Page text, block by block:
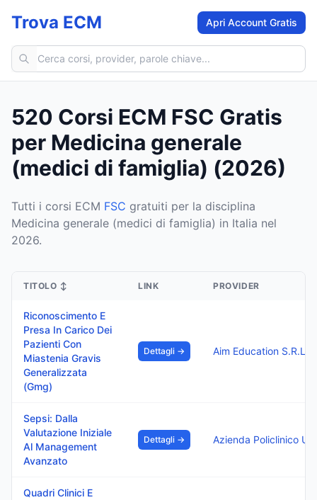
Trova ECM Apri Account Gratis
Cerca corsi ECM
520 Corsi ECM FSC Gratis
per Medicina generale
(medici di famiglia) (2026)
Tutti i corsi ECM FSC gratuiti per la disciplina
Medicina generale (medici di famiglia) in Italia nel
2026.
TITOLO ↕ LINK PROVIDER
Riconoscimento E
Presa In Carico Dei
Pazienti Con
Miastenia Gravis
Generalizzata
(Gmg)
Dettagli → Aim Education S.R.L.
Sepsi: Dalla
Valutazione Iniziale
Al Management
Avanzato
Dettagli →
Quadri Clinici E